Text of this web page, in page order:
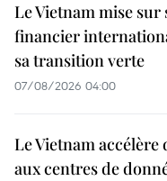
Le Vietnam mise sur
financier
sa transition verte
07/08/2026 04:00
Le Vietnam accélère
aux centres de